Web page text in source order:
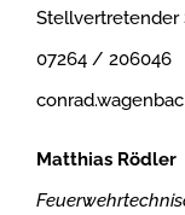
Stellvertretender
07264 / 206046
Matthias Rödler